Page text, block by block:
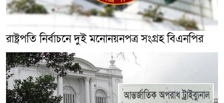
রাষ্ট্রপতি নির্বাচনে দুই মনোনয়নপত্র সংগ্রহ বিএনপির